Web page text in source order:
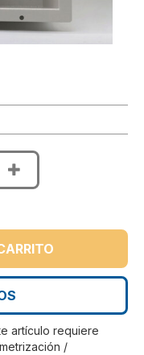
artículo requiere
/